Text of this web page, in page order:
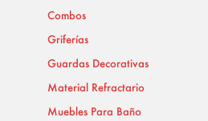
Combos
Griferías
Guardas Decorativas
Material Refractario
Muebles Para Baño